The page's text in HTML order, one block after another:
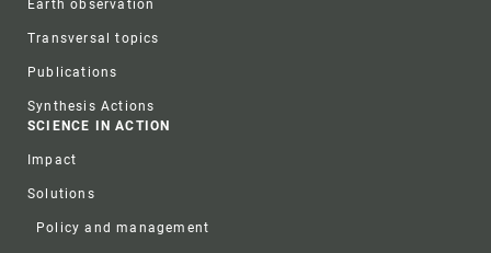
Earth observation
Transversal topics
Publications
Synthesis Actions
SCIENCE IN ACTION
Impact
Solutions
Policy and management